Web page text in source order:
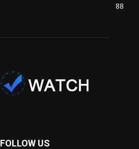
88
FOLLOW US